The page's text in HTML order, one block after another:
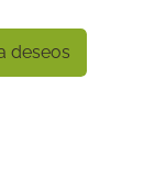
deseos